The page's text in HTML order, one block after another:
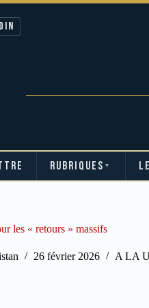
RUBRIQUES ▼
les « retours » massifs
26 février 2026 A LA